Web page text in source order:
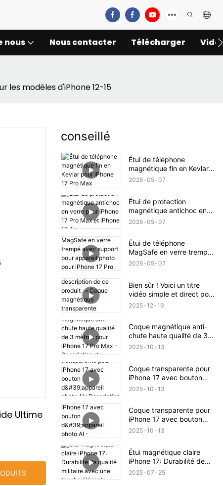
nous Nous contacter Télécharger
les modèles d'iPhone 12-15
Ultime
conseillé
Étui de téléphone
magnétique fin en Kevlar
pour iPhone 17 Pro Max
2026 05 07
Étui de protection
magnétique antichoc en
verre pour iPhone 17 Pro
2026 05 07
Étui de téléphone
MagSafe en verre trempé
avec support pour
2026 05 07
Bien sûr ! Voici un titre
vidéo simple et direct pour
la description de ce
antichoc pour iPhone 17 –
Présentation complète du
produit »
2025 12 19
Coque magnétique anti-
chute haute qualité de 3
mètres pour iPhone 17 Pro
2025 10 13
Coque transparente pour
iPhone 17 avec bouton
d'appareil photo AI :
2025 10 13
Coque transparente pour
iPhone 17 avec bouton
d'appareil photo AI -
2025 10 13
Étui magnétique claire
iPhone 17: Durabilité de
qualité militaire avec une
2025 07 25